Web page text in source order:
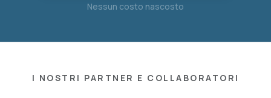
Nessun costo nascosto
I NOSTRI PARTNER E COLLABORATORI